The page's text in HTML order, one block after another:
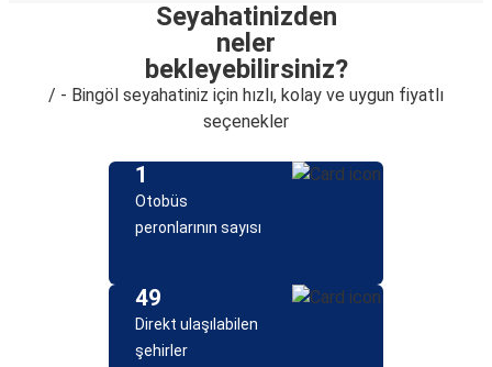
Seyahatinizden
neler
bekleyebilirsiniz?
/ - Bingöl seyahatiniz için hızlı, kolay ve uygun fiyatlı
seçenekler
1
Otobüs
peronlarının sayısı
49
Direkt ulaşılabilen
şehirler